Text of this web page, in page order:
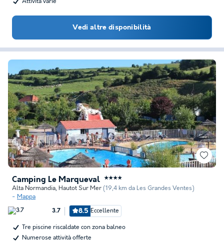
Vedi altre disponibilità
Camping Le Marqueval ★★★★
Alta Normandia, Hautot Sur Mer (19,4 km da Les Grandes Ventes)
Mappa
3.7 8.5 Eccellente
Tre piscine riscaldate con zona balneo
Numerose attività offerte